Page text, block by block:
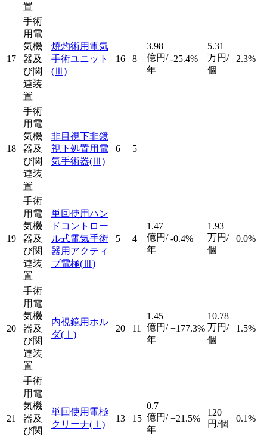
置
17
手術
用電
気機
器及
び関
連装
置
焼灼術用電気
手術ユニット
(Ⅲ)
16 8
3.98
億円/
年
-25.4%
5.31
万円/
個
2.3%
18
手術
用電
気機
器及
び関
連装
置
非目視下非鏡
視下処置用電
気手術器(Ⅲ)
6 5
19
手術
用電
気機
器及
び関
連装
置
単回使用ハン
ドコントロー
ル式電気手術
器用アクティ
ブ電極(Ⅲ)
5 4
1.47
億円/
年
-0.4%
1.93
万円/
個
0.0%
20
手術
用電
気機
器及
び関
連装
置
内視鏡用ホル
ダ(Ⅰ)
20 11
1.45
億円/
年
+177.3%
10.78
万円/
個
1.5%
21
手術
用電
気機
器及
び関
単回使用電極
クリーナ(Ⅰ)
13 15
0.7
億円/
年
+21.5%
120
円/個
0.1%